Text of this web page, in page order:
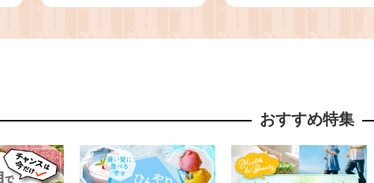
おすすめ特集